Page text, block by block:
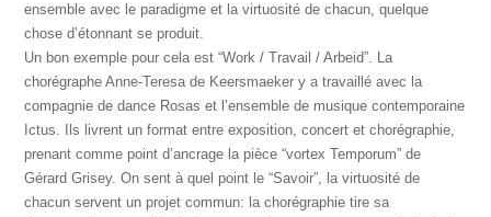
ensemble avec le paradigme et la virtuosité de chacun, quelque
chose d’étonnant se produit.
Un bon exemple pour cela est “Work / Travail / Arbeid”. La
chorégraphe Anne-Teresa de Keersmaeker y a travaillé avec la
compagnie de dance Rosas et l’ensemble de musique contemporaine
Ictus. Ils livrent un format entre exposition, concert et chorégraphie,
prenant comme point d’ancrage la pièce “vortex Temporum” de
Gérard Grisey. On sent à quel point le “Savoir”, la virtuosité de
chacun servent un projet commun: la chorégraphie tire sa